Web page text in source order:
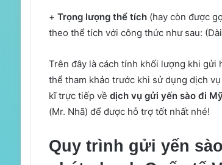
+ Trọng lượng thể tích(hay còn được
theo thể tích với công thức như sau:
Trên đây là cách tính khối lượng khi gửi
thể tham khảo trước khi sử dụng dịch
kĩ trực tiếp về dịch vụ gửi yến sào đi
(Mr. Nhã) để được hỗ trợ tốt nhất nhé!
Quy trình gửi yến